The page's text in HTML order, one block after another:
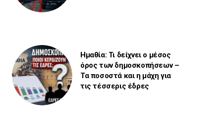
Ημαθία: Τι δείχνει ο μέσος
όρος των δημοσκοπήσεων –
Τα ποσοστά και η μάχη για
τις τέσσερις έδρες